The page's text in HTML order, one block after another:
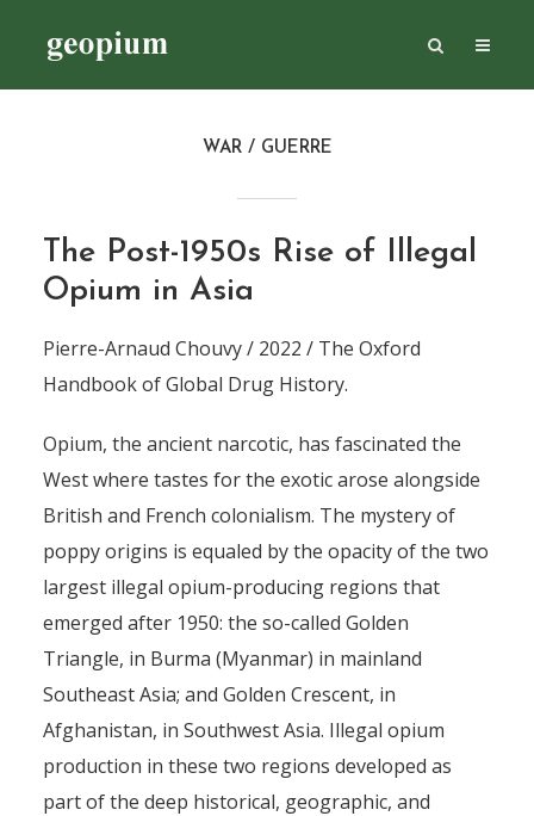
WAR / GUERRE
The Post-1950s Rise of Illegal
Opium in Asia
Pierre-Arnaud Chouvy / 2022 / The Oxford
Handbook of Global Drug History.
Opium, the ancient narcotic, has fascinated the
West where tastes for the exotic arose alongside
British and French colonialism. The mystery of
poppy origins is equaled by the opacity of the two
largest illegal opium-producing regions that
emerged after 1950: the so-called Golden
Triangle, in Burma (Myanmar) in mainland
Southeast Asia; and Golden Crescent, in
Afghanistan, in Southwest Asia. Illegal opium
production in these two regions developed as
part of the deep historical, geographic, and